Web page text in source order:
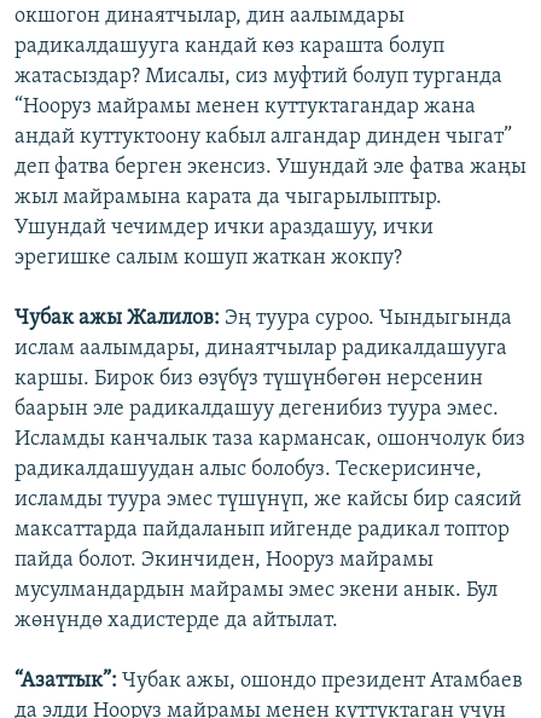
окшогон динаятчылар, дин аалымдары
радикалдашууга кандай көз карашта болуп
жатасыздар? Мисалы, сиз муфтий болуп турганда
“Нооруз майрамы менен куттуктагандар жана
андай куттуктоону кабыл алгандар динден чыгат”
деп фатва берген экенсиз. Ушундай эле фатва жаңы
жыл майрамына карата да чыгарылыптыр.
Ушундай чечимдер ички араздашуу, ички
эрегишке салым кошуп жаткан жокпу?
Чубак ажы Жалилов: Эң туура суроо. Чындыгында
ислам аалымдары, динаятчылар радикалдашууга
каршы. Бирок биз өзүбүз түшүнбөгөн нерсенин
баарын эле радикалдашуу дегенибиз туура эмес.
Исламды канчалык таза кармансак, ошончолук биз
радикалдашуудан алыс болобуз. Тескерисинче,
исламды туура эмес түшүнүп, же кайсы бир саясий
максаттарда пайдаланып ийгенде радикал топтор
пайда болот. Экинчиден, Нооруз майрамы
мусулмандардын майрамы эмес экени анык. Бул
жөнүндө хадистерде да айтылат.
“Азаттык”: Чубак ажы, ошондо президент Атамбаев
да элди Нооруз майрамы менен куттуктаган үчүн